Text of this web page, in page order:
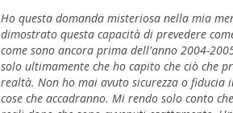
Ho questa domanda misteriosa nella mia
dimostrato questa capacità di prevedere
come sono ancora prima dell'anno 2004-
solo ultimamente che ho capito che ciò che
realtà. Non ho mai avuto sicurezza o fiducia
cose che accadranno. Mi rendo solo conto